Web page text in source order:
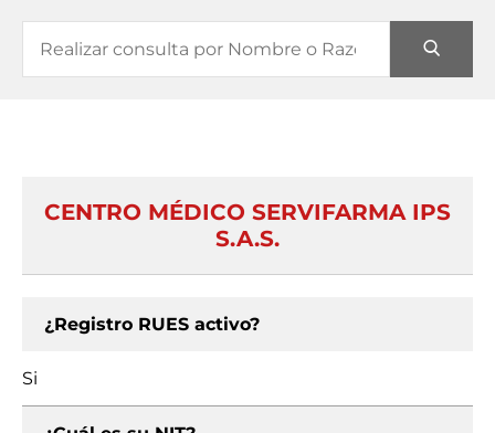
CENTRO MÉDICO SERVIFARMA IPS
S.A.S.
¿Registro RUES activo?
Si